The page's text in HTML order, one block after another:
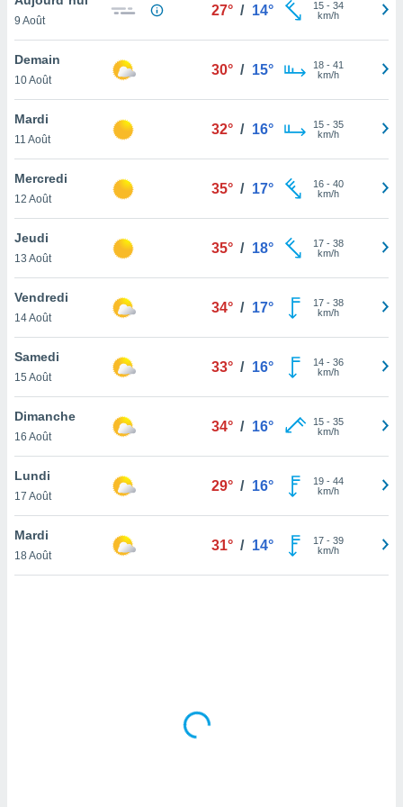
et
»,
au
vous
qu'ils
ou
le
ainsi
un
la
du
en
de
9 Août
27° / 14° 15- 34
km/h
Demain
10 Août
30° / 15° 18- 41
km/h
Mardi
11 Août
32° / 16° 15- 35
km/h
Mercredi
12 Août
35° / 17° 16- 40
km/h
Jeudi
13 Août
35° / 18° 17- 38
km/h
Vendredi
14 Août
34° / 17° 17- 38
km/h
Samedi
15 Août
33° / 16° 14- 36
km/h
Dimanche
16 Août
34° / 16° 15- 35
km/h
Lundi
17 Août
29° / 16° 19- 44
km/h
Mardi
18 Août
31° / 14° 17- 39
km/h